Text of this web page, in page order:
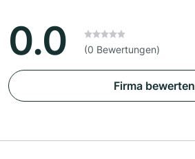
0.0 (0 Bewertungen)
Firma bewerten